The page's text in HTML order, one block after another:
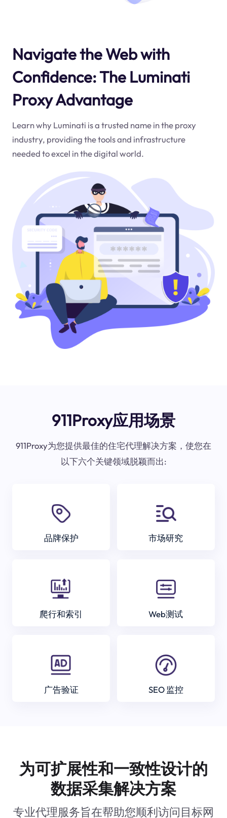
Navigate the Web with
Confidence: The Luminati
Proxy Advantage
Learn why Luminati is a trusted name in the proxy
industry, providing the tools and infrastructure
needed to excel in the digital world.
911Proxy应用场景
911Proxy为您提供最佳的住宅代理解决方案，使您在
以下六个关键领域脱颖而出:
品牌保护 市场研究
爬行和索引 Web测试
广告验证 SEO 监控
为可扩展性和一致性设计的
数据采集解决方案
专业代理服务旨在帮助您顺利访问目标网